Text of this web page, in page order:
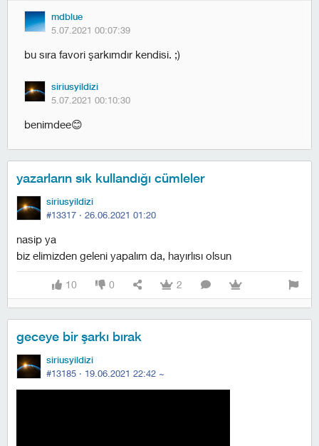
mdblue
5.07.2021 00:07:39
bu sıra favori şarkımdır kendisi. ;)
siriusyildizi
5.07.2021 00:10:30
benimdee😊
yazarların sık kullandığı cümleler
siriusyildizi
#13317 · 26.06.2021 01:20
nasip ya
biz elimizden geleni yapalım da, hayırlısı olsun
10 0 2
geceye bir şarkı bırak
siriusyildizi
#13185 · 19.06.2021 22:42 ~